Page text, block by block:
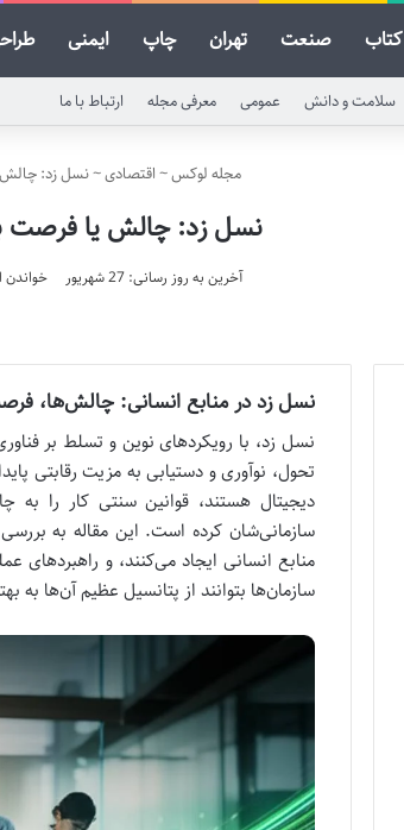
کتاب صنعت تهران چاپ ایمنی
سلامت و دانش عمومی معرفی مجله ارتباط با ما
مجله لوکس~ اقتصادی~نسل زد: چالش
نسل زد: چالش یا فرصت
آخرین به روز رسانی: 27 شهریور خواندن این
نسل زد در منابع انسانی: چالش‌ها،
نسل زد، با رویکردهای نوین و تسلط بر
تحول، نوآوری و دستیابی به مزیت رقابتی
دیجیتال هستند، قوانین سنتی کار را به
سازمانی‌شان کرده است. این مقاله به
منابع انسانی ایجاد می‌کنند، و راهبردهای
سازمان‌ها بتوانند از پتانسیل عظیم آن‌ها به